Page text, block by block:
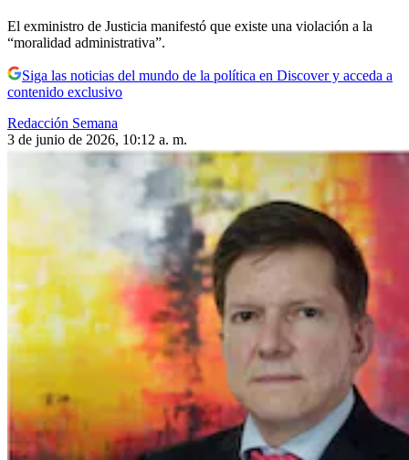
El exministro de Justicia manifestó que existe una violación a la
“moralidad administrativa”.
Siga las noticias del mundo de la política en Discover y acceda a
contenido exclusivo
Redacción Semana
3 de junio de 2026, 10:12 a. m.